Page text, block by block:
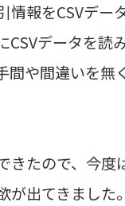
情報をCSVデー
CSVデータを読
間や間違いを無
きたので、今度
が出てきました